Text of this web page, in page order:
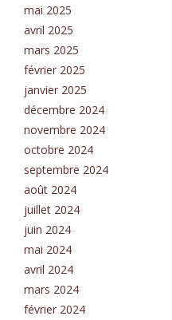
mai 2025
avril 2025
mars 2025
février 2025
janvier 2025
décembre 2024
novembre 2024
octobre 2024
septembre 2024
août 2024
juillet 2024
juin 2024
mai 2024
avril 2024
mars 2024
février 2024